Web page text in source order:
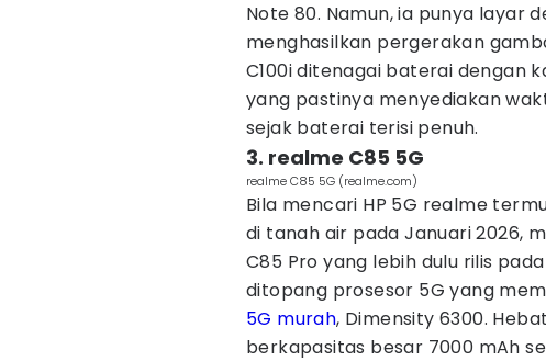
Note 80. Namun, ia punya layar
menghasilkan pergerakan
C100i ditenagai baterai dengan
yang pastinya menyediakan
sejak baterai terisi penuh.
3. realme C85 5G
realme C85 5G (realme.com)
Bila mencari HP 5G realme
di tanah air pada Januari 2026,
C85 Pro yang lebih dulu rilis
ditopang prosesor 5G yang
5G murah, Dimensity 6300.
berkapasitas besar 7000 mAh